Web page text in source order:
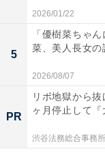
2026/01/22
5
「優樹菜ちゃ
菜、美人長女
2026/08/07
PR
リボ地獄から
ヶ月停止して
渋谷法務総合事務所